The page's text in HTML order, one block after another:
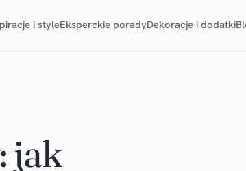
i styleEksperckie poradyDekoracje i dodatki
jak